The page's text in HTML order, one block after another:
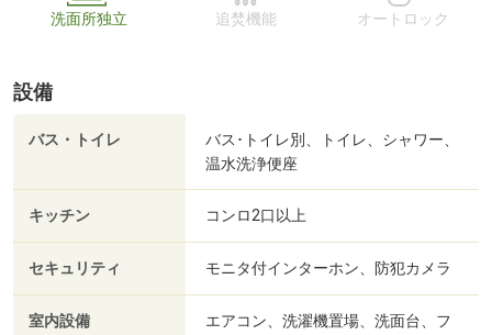
洗面所独立 追焚機能 オートロック
設備
バス・トイレ
バス･トイレ別、トイレ、シャワー、
温水洗浄便座
キッチン コンロ2口以上
セキュリティ モニタ付インターホン、防犯カメラ
室内設備
エアコン、洗濯機置場、洗面台、フ